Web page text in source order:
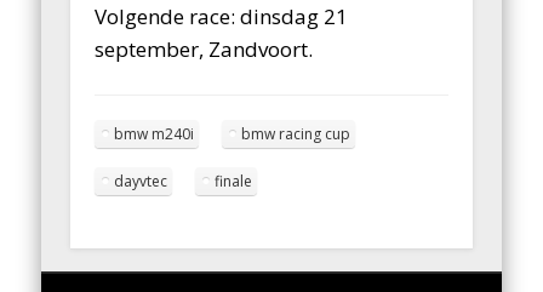
Volgende race: dinsdag 21
september, Zandvoort.
bmw m240i bmw racing cup
dayvtec finale